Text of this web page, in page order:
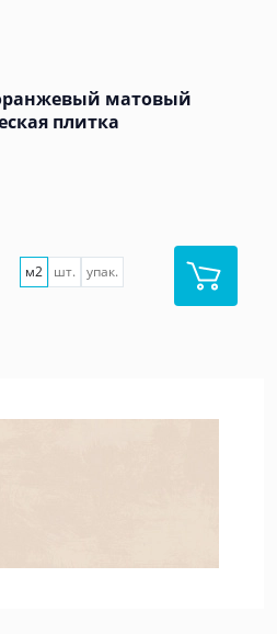
матовый
плитка
м2 шт. упак.